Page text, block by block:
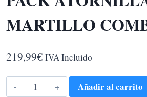
MARTILLO
219,99€ IVA Incluido
PACK
Añadir al carrito